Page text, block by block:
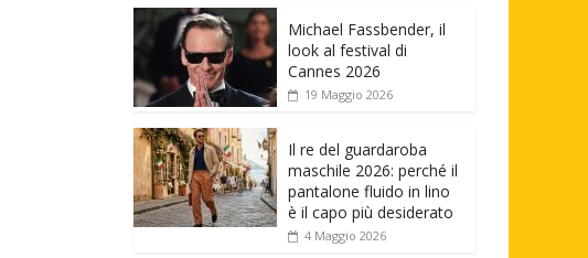
Michael Fassbender, il
look al festival di
Cannes 2026
19 Maggio 2026
Il re del guardaroba
maschile 2026: perché il
pantalone fluido in lino
è il capo più desiderato
4 Maggio 2026